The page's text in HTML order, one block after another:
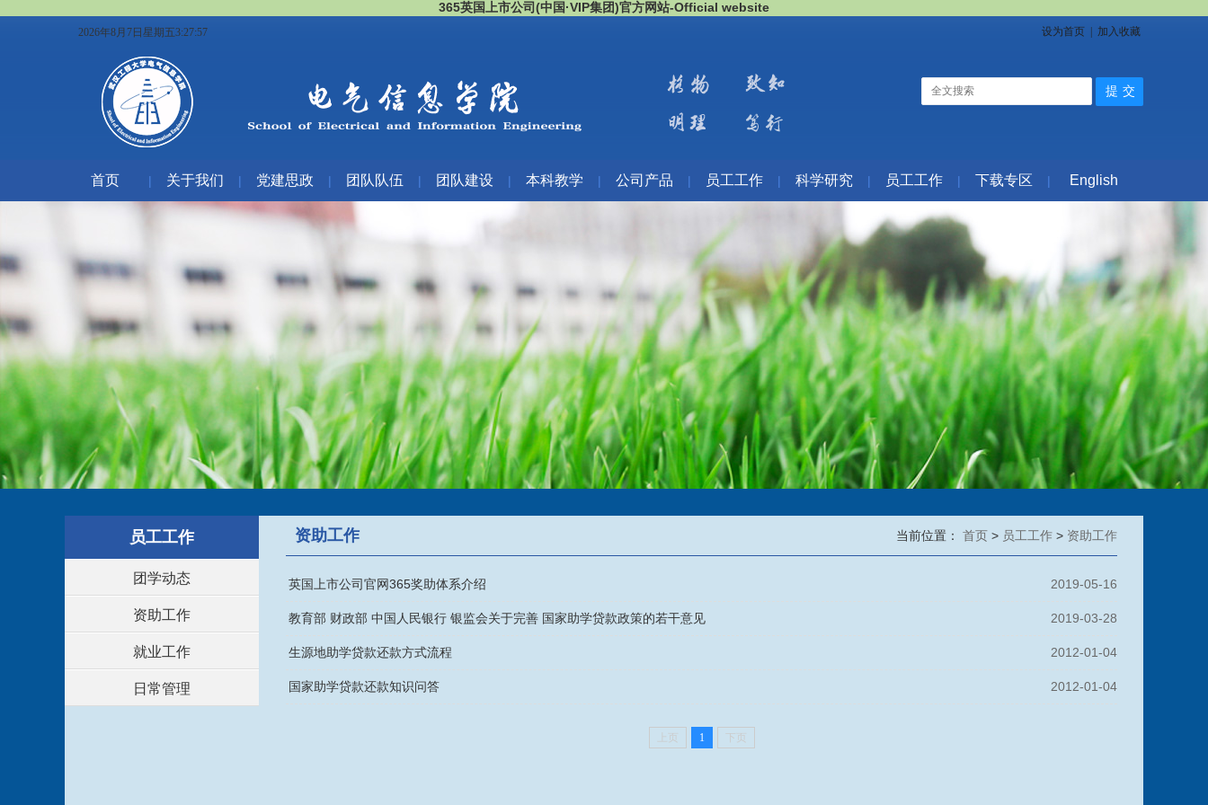
365英国上市公司(中国·VIP集团)官方网站-Official website
2026年8月7日星期五3:27:57 设为首页 加入收藏
首页 | 关于我们 | 党建思政 | 团队队伍 | 团队建设 | 本科教学 | 公司产品 | 员工工作 | 科学研究 | 员工工作 | 下载专区 | English
员工工作
团学动态
资助工作
就业工作
日常管理
资助工作 当前位置： 首页 > 员工工作 > 资助工作
英国上市公司官网365奖助体系介绍 2019-05-16
教育部 财政部 中国人民银行 银监会关于完善 国家助学贷款政策的若干意见 2019-03-28
生源地助学贷款还款方式流程 2012-01-04
国家助学贷款还款知识问答 2012-01-04
上页 1 下页